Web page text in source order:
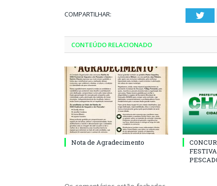
COMPARTILHAR:
CONTEÚDO RELACIONADO
Nota de Agradecimento